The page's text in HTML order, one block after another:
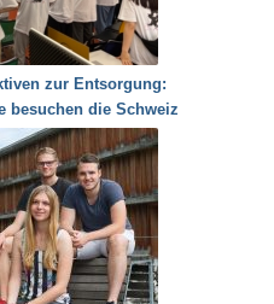
zur Entsorgung:
besuchen die Schweiz